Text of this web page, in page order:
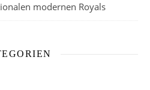
modernen Royals